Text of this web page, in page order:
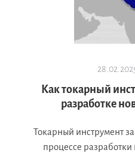
Как токарный
разработке
Токарный инструмент
процессе